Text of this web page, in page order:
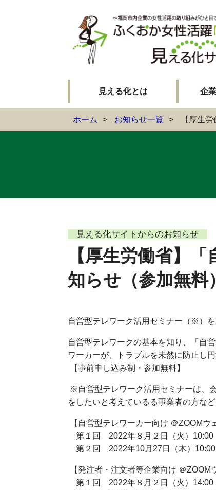
見える化とは 企
ホーム お知らせ一覧 【厚生
見える化サイトからのお知らせ
【厚生労働省】
知らせ（参加無料）
自営型テレワーク活用セミナー（※）
自営型テレワークの基本を知り、「自
ワーカーが、トラブルを未然に防止し
【事前申し込み制・参加無料】
※自営型テレワーク活用セミナーは、
をしたいと考えているる事業者の方な
【自営型テレワーカー向け ＠ZOOMウ
第１回 2022年８月２日（火）10:00
第２回 2022年10月27日（木）10:00
【発注者・注文者等企業向け ＠ZOOM
第１回 2022年８月２日（火）14:00